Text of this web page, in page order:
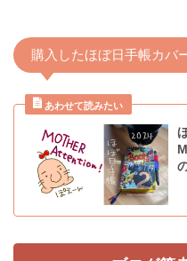
購入したほぼ日手帳カバ